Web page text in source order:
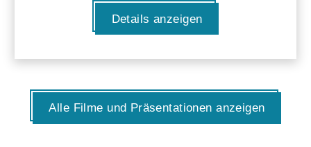
Details anzeigen
Alle Filme und Präsentationen anzeigen